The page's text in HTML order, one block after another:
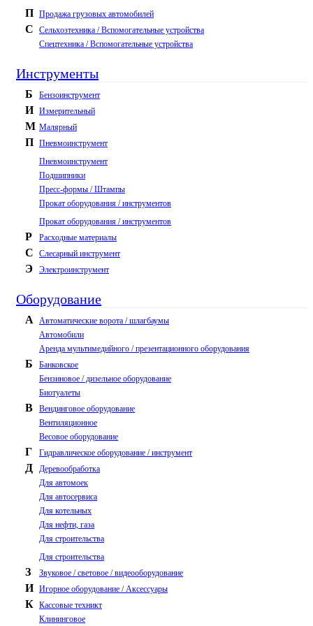
П Продажа грузовых автомобилей
С
Сельхозтехника / Вспомогательные устройства
Спецтехника / Вспомогательные устройства
Инструменты
Б Бензоинструмент
И Измерительный
М Малярный
П Пневмоинструмент
Пневмоинструмент
Подшипники
Пресс-формы / Штампы
Прокат оборудования / инструментов
Прокат оборудования / инструментов
Р Расходные материалы
С Слесарный инструмент
Э Электроинструмент
Оборудование
А
Автоматические ворота / шлагбаумы
Автомобили
Аренда мультимедийного / презентационного оборудования
Б
Банковское
Бензиновое / дизельное оборудование
Биотуалеты
В
Вендинговое оборудование
Вентиляционное
Весовое оборудование
Г Гидравлическое оборудование / инструмент
Д
Деревообработка
Для автомоек
Для автосервиса
Для котельных
Для нефти, газа
Для строительства
Для строительства
З Звуковое / световое / видеооборудование
И Игорное оборудование / Аксессуары
К Кассовые техникт
Клининговое